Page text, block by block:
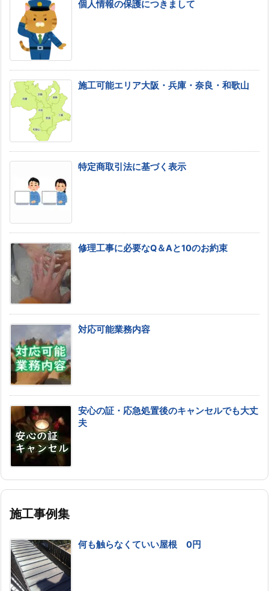
個人情報の保護につきまして
施工可能エリア大阪・兵庫・奈良・和歌山
特定商取引法に基づく表示
修理工事に必要なQ＆Aと10のお約束
対応可能業務内容
安心の証・応急処置後のキャンセルでも大丈
夫
施工事例集
何も触らなくていい屋根 0円